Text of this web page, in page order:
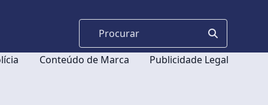
Conteúdo de Marca Publicidade Legal